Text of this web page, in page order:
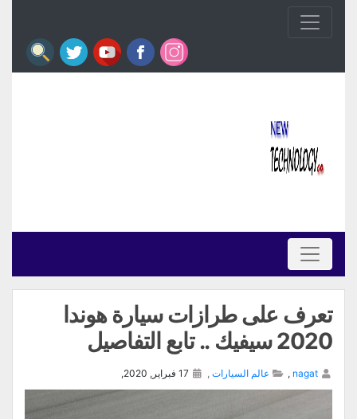
تعرف على طرازات سيارة هوندا
2020 سيفيك .. تابع التفاصيل
nagat
, عالم السيارات ,